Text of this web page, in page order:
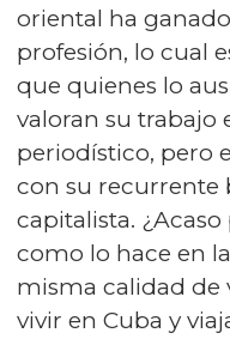
oriental ha
profesión, lo cual
que quienes lo
valoran su trabajo
periodístico, pero
con su recurrente
capitalista.
como lo hace en
misma calidad de
vivir en Cuba y